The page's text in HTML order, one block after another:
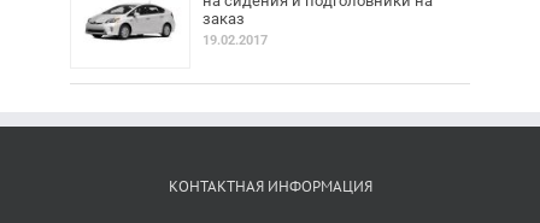
заказ
19.02.2017
КОНТАКТНАЯ ИНФОРМАЦИЯ